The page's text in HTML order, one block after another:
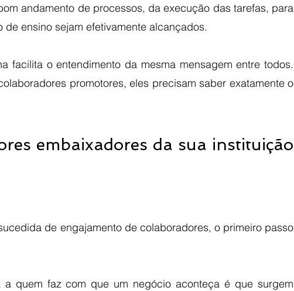
andamento de processos, da execução das tarefas, para
ensino sejam efetivamente alcançados.
facilita o entendimento da mesma mensagem entre todos.
promotores, eles precisam saber exatamente o
embaixadores da sua instituição
de engajamento de colaboradores, o primeiro passo
a quem faz com que um negócio aconteça é que surgem